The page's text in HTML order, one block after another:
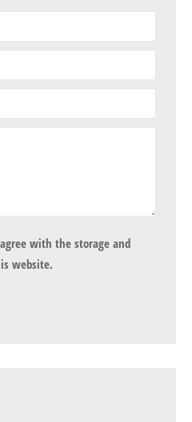
with the storage and
website.